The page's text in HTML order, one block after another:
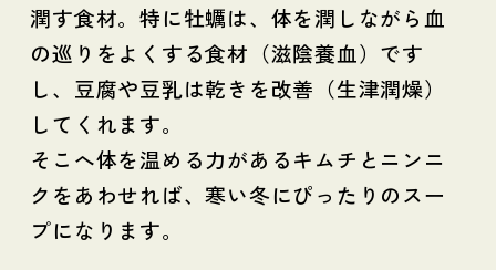
潤す食材。特に牡蠣は、体を潤しながら血
の巡りをよくする食材（滋陰養血）です
し、豆腐や豆乳は乾きを改善（生津潤燥）
してくれます。
そこへ体を温める力があるキムチとニンニ
クをあわせれば、寒い冬にぴったりのスー
プになります。